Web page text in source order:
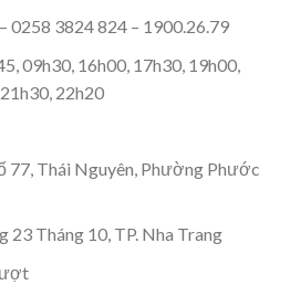
0258 3824 824 – 1900.26.79
09h30, 16h00, 17h30, 19h00,
22h20
77, Thái Nguyên, Phường Phước
23 Tháng 10, TP. Nha Trang